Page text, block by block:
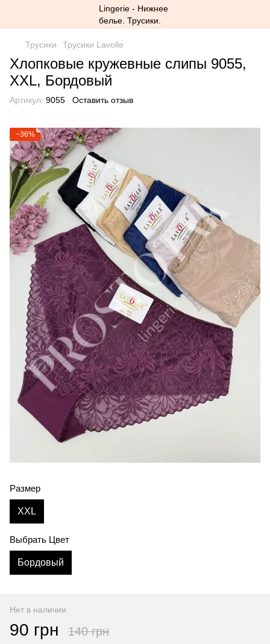
Трусики Трусики Lavolle
Хлопковые кружевные слипы 9055,
XXL, Бордовый
Артикул: 9055 Оставить отзыв
−36%
Размер
XXL
Выбрать Цвет
Бордовый
Нет в наличии
90 грн 140 грн